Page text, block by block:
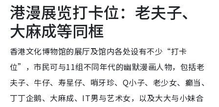
港漫展览打卡位：老夫子、
大麻成等同框
香港文化博物馆的展厅及馆内各处设有不少“打卡
位”，市民可与11组不同年代的幽默漫画人物，包括老
夫子、牛仔、寿星仔、哨牙珍、Q小子、老少女、癫当、
丁丁企鹅、大麻成、IT男与艺术女，以及大大与小妹合